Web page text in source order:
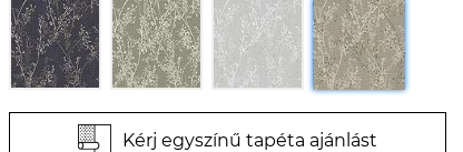
Kérj egyszínű tapéta ajánlást